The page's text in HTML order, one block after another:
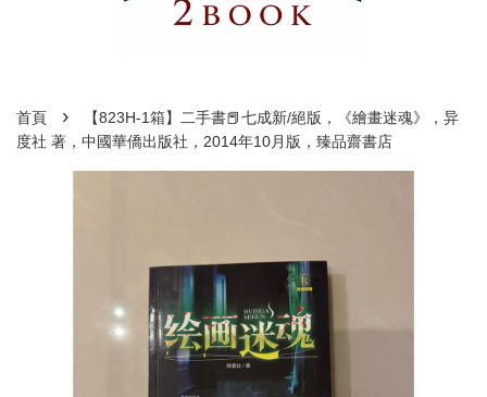
首頁 ›
【823H-1箱】二手書📕七成新/絕版，《繪畫迷魂》，异
度社 著，中國華僑出版社，2014年10月版，臻品齋書店